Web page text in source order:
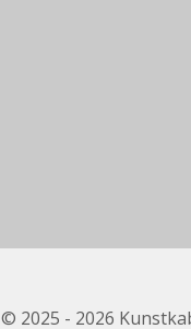
© 2025 - 2026